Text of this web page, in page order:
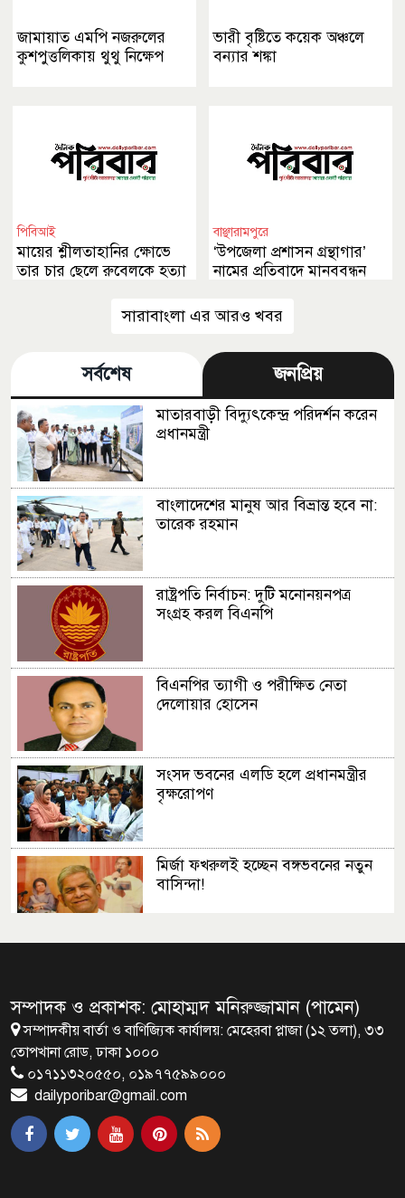
জামায়াত এমপি নজরুলের
কুশপুত্তলিকায় থুথু নিক্ষেপ
ভারী বৃষ্টিতে কয়েক অঞ্চলে
বন্যার শঙ্কা
পিবিআই
মায়ের শ্লীলতাহানির ক্ষোভে
তার চার ছেলে রুবেলকে হত্যা
বাঞ্ছারামপুরে
‘উপজেলা প্রশাসন গ্রন্থাগার’
নামের প্রতিবাদে মানববন্ধন
সারাবাংলা এর আরও খবর
সর্বশেষ জনপ্রিয়
মাতারবাড়ী বিদ্যুৎকেন্দ্র পরিদর্শন করেন
প্রধানমন্ত্রী
বাংলাদেশের মানুষ আর বিভ্রান্ত হবে না:
তারেক রহমান
রাষ্ট্রপতি নির্বাচন: দুটি মনোনয়নপত্র
সংগ্রহ করল বিএনপি
বিএনপির ত্যাগী ও পরীক্ষিত নেতা
দেলোয়ার হোসেন
সংসদ ভবনের এলডি হলে প্রধানমন্ত্রীর
বৃক্ষরোপণ
মির্জা ফখরুলই হচ্ছেন বঙ্গভবনের নতুন
বাসিন্দা!
প্রধানমন্ত্রীর সঙ্গে খুদে শিল্পী অনুশ্রীর
সাক্ষাৎ
খালপাড় রক্ষায় বিন্না ঘাসের ব্যবহার
নিয়ে সেমিনার অনুষ্ঠিত
সম্পাদক ও প্রকাশক: মোহাম্মদ মনিরুজ্জামান (পামেন)
সম্পাদকীয় বার্তা ও বাণিজ্যিক কার্যালয়: মেহেরবা প্লাজা (১২ তলা), ৩৩
তোপখানা রোড, ঢাকা ১০০০
০১৭১১৩২০৫৫০, ০১৯৭৭৫৯৯০০০
dailyporibar@gmail.com